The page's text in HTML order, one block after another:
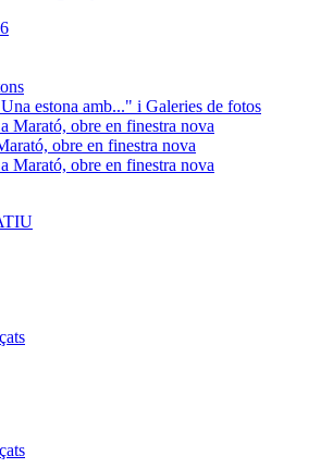
estona amb..." i Galeries de fotos
Marató, obre en finestra nova
obre en finestra nova
Marató, obre en finestra nova